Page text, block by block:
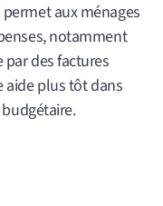
aux ménages
notamment
des factures
aide plus tôt dans